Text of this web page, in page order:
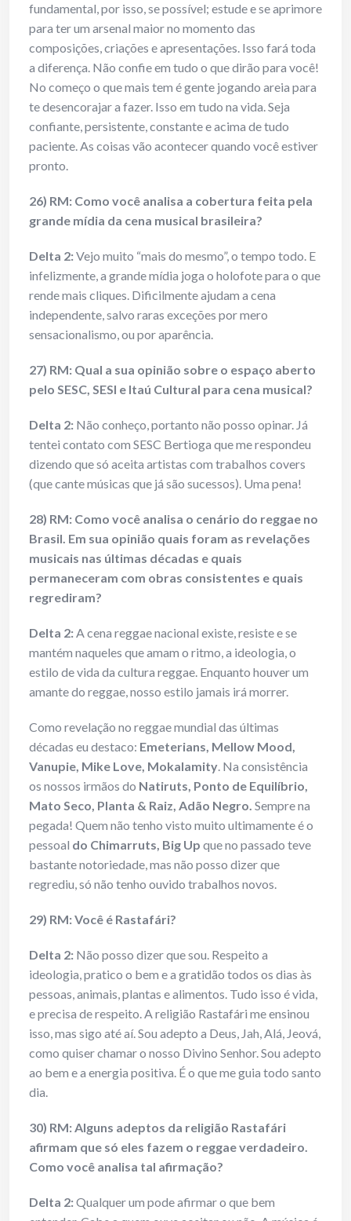
fundamental, por isso, se possível; estude e se aprimore
para ter um arsenal maior no momento das
composições, criações e apresentações. Isso fará toda
a diferença. Não confie em tudo o que dirão para você!
No começo o que mais tem é gente jogando areia para
te desencorajar a fazer. Isso em tudo na vida. Seja
confiante, persistente, constante e acima de tudo
paciente. As coisas vão acontecer quando você estiver
pronto.
26) RM: Como você analisa a cobertura feita pela
grande mídia da cena musical brasileira?
Delta 2:Vejo muito “mais do mesmo”, o tempo todo. E
infelizmente, a grande mídia joga o holofote para o que
rende mais cliques. Dificilmente ajudam a cena
independente, salvo raras exceções por mero
sensacionalismo, ou por aparência.
27) RM: Qual a sua opinião sobre o espaço aberto
pelo SESC, SESI e Itaú Cultural para cena musical?
Delta 2: Não conheço, portanto não posso opinar. Já
tentei contato com SESC Bertioga que me respondeu
dizendo que só aceita artistas com trabalhos covers
(que cante músicas que já são sucessos). Uma pena!
28) RM: Como você analisa o cenário do reggae no
Brasil. Em sua opinião quais foram as revelações
musicais nas últimas décadas e quais
permaneceram com obras consistentes e quais
regrediram?
Delta 2:A cena reggae nacional existe, resiste e se
mantém naqueles que amam o ritmo, a ideologia, o
estilo de vida da cultura reggae. Enquanto houver um
amante do reggae, nosso estilo jamais irá morrer.
Como revelação no reggae mundial das últimas
décadas eu destaco: Emeterians, Mellow Mood,
Vanupie, Mike Love, Mokalamity. Na consistência
os nossos irmãos do Natiruts, Ponto de Equilíbrio,
Mato Seco, Planta & Raiz, Adão Negro. Sempre na
pegada! Quem não tenho visto muito ultimamente é o
pessoal do Chimarruts, Big Up que no passado teve
bastante notoriedade, mas não posso dizer que
regrediu, só não tenho ouvido trabalhos novos.
29) RM: Você é Rastafári?
Delta 2: Não posso dizer que sou. Respeito a
ideologia, pratico o bem e a gratidão todos os dias às
pessoas, animais, plantas e alimentos. Tudo isso é vida,
e precisa de respeito. A religião Rastafári me ensinou
isso, mas sigo até aí. Sou adepto a Deus, Jah, Alá, Jeová,
como quiser chamar o nosso Divino Senhor. Sou adepto
ao bem e a energia positiva. É o que me guia todo santo
dia.
30) RM: Alguns adeptos da religião Rastafári
afirmam que só eles fazem o reggae verdadeiro.
Como você analisa tal afirmação?
Delta 2:Qualquer um pode afirmar o que bem